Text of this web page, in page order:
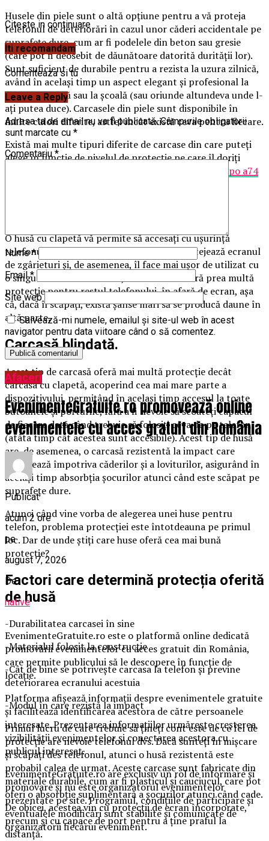
Husele din piele sunt o altă opțiune pentru a vă proteja
telefonul de deteriorări în cazul unor căderi accidentale pe
suprafețe dure, cum ar fi podelele din beton sau gresie
(care pot fi deosebit de dăunătoare datorită durității lor).
Sunt suficient de durabile pentru a rezista la uzura zilnică,
având în același timp un aspect elegant și profesional la
locul de muncă sau la școală (sau oriunde altundeva unde l-
ați putea duce). Carcasele din piele sunt disponibile în
multe culori diferite, astfel încât există ceva pentru fiecare.
Există mai multe tipuri diferite de carcase din care puteți
alege în funcție de nivelul de protecție pe care îl doriți
husa Oppo a74
O husă cu clapetă vă permite să accesați cu ușurință
telefonul atunci când aveți nevoie de el. Protejează ecranul
de zgârieturi și, de asemenea, îl face mai ușor de utilizat cu
o singură mână. Dezavantajul este că nu oferă prea multă
protecție pentru restul telefonului, în afară de ecran, așa
că, dacă îl scăpați, există șanse mari să se producă daune în
altă parte.
Carcasă blindată.
Acest tip de carcasă oferă mai multă protecție decât
carcasa cu clapetă, acoperind cea mai mare parte a
dispozitivului, permițând în același timp accesul la toate
butoanele și porturile, fără a fi nevoie să scoateți capacul
de fiecare dată când trebuie să folosiți ceva de pe telefon
(atâta timp cât acestea sunt accesibile). Acest tip de husă
are, de asemenea, o carcasă rezistentă la impact care
protejează împotriva căderilor și a loviturilor, asigurând în
același timp absorbția șocurilor atunci când este scăpat pe
suprafețe dure.
Atunci când vine vorba de alegerea unei huse pentru
telefon, problema protecției este întotdeauna pe primul
loc. Dar de unde știți care huse oferă cea mai bună
protecție?
Factori care determină protecția oferită
de husă
-Durabilitatea carcasei în sine
-Materialul folosit la construcție
-Cât de bine se potrivește carcasa la telefon și previne
deteriorarea ecranului acestuia
-Modul în care rezistă la impact
Primul lucru de care trebuie să țineți cont este de ce fel de
protecție are nevoie telefonul dvs. Dacă sunteți în mișcare
și scăpați des telefonul, atunci o husă rezistentă este
probabil calea de urmat. Aceste carcase sunt fabricate din
materiale durabile, cum ar fi plasticul și cauciucul, care pot
oferi o absorbție suplimentară a șocurilor atunci când cade.
De obicei, acestea vin cu protecții de ecran încorporate,
precum și cu capace de port pentru a ține praful la
distanță.
Citeste in continuare
Iti recomandam
Comenteaza si tu
Leave a Reply
Adresa ta de email nu va fi publicată. Câmpurile obligatorii
sunt marcate cu *
Comentariu*
Nume*
Email*
Site web
Salvează-mi numele, emailul și site-ul web în acest
navigator pentru data viitoare când o să comentez.
Afaceri
EvenimenteGratuite.ro promovează online
evenimentele cu acces gratuit din România
Publicat
acum 2 ore
pe
august 7, 2026
De
native
EvenimenteGratuite.ro este o platformă online dedicată
promovării evenimentelor cu acces gratuit din România,
care permite publicului să le descopere în funcție de
locație.
Platforma afișează informații despre evenimentele gratuite
și facilitează identificarea acestora de către persoanele
interesate. Prezentarea informațiilor urmărește creșterea
vizibilității evenimentelor și conectarea acestora cu
publicul interesat.
EvenimenteGratuite.ro are exclusiv un rol de informare și
promovare și nu este organizatorul evenimentelor
prezentate pe site. Programul, condițiile de participare și
eventualele modificări sunt stabilite și comunicate de
organizatorii fiecărui eveniment.